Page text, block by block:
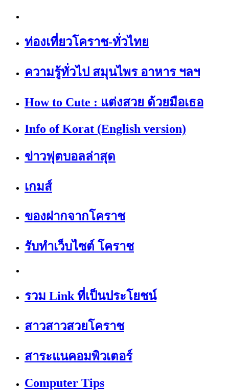
ท่องเที่ยวโคราช-ทั่วไทย
ความรู้ทั่วไป สมุนไพร อาหาร ฯลฯ
How to Cute : แต่งสวย ด้วยมือเธอ
Info of Korat (English version)
ข่าวฟุตบอลล่าสุด
เกมส์
ของฝากจากโคราช
รับทำเว็บไซต์ โคราช
รวม Link ที่เป็นประโยชน์
สาวสาวสวยโคราช
สาระแนคอมพิวเตอร์
Computer Tips